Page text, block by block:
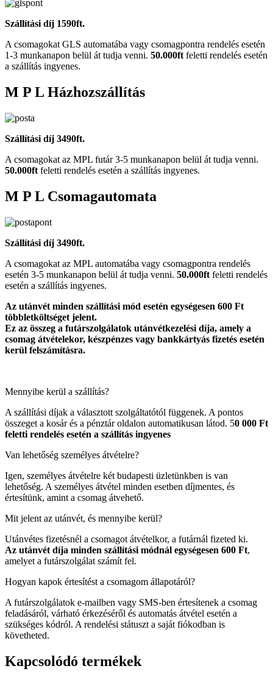
Szállítási díj 1590ft.
A csomagokat GLS automatába vagy csomagpontra rendelés esetén
1-3 munkanapon belül át tudja venni. 50.000ftfeletti rendelés esetén
a szállítás ingyenes.
M P L Házhozszállítás
Szállítási díj 3490ft.
A csomagokat az MPL futár 3-5 munkanapon belül át tudja venni.
50.000ft feletti rendelés esetén a szállítás ingyenes.
M P L Csomagautomata
Szállítási díj 3490ft.
A csomagokat az MPL automatába vagy csomagpontra rendelés
esetén 3-5 munkanapon belül át tudja venni. 50.000ft feletti rendelés
esetén a szállítás ingyenes.
Az utánvét minden szállítási mód esetén egységesen 600 Ft
többletköltséget jelent.
Ez az összeg a futárszolgálatok utánvétkezelési díja, amely a
csomag átvételekor, készpénzes vagy bankkártyás fizetés esetén
kerül felszámításra.
Mennyibe kerül a szállítás?
A szállítási díjak a választott szolgáltatótól függenek. A pontos
összeget a kosár és a pénztár oldalon automatikusan látod. 50 000 Ft
feletti rendelés esetén a szállítás ingyenes
Van lehetőség személyes átvételre?
Igen, személyes átvételre két budapesti üzletünkben is van
lehetőség. A személyes átvétel minden esetben díjmentes, és
értesítünk, amint a csomag átvehető.
Mit jelent az utánvét, és mennyibe kerül?
Utánvétes fizetésnél a csomagot átvételkor, a futárnál fizeted ki.
Az utánvét díja minden szállítási módnál egységesen 600 Ft,
amelyet a futárszolgálat számít fel.
Hogyan kapok értesítést a csomagom állapotáról?
A futárszolgálatok e-mailben vagy SMS-ben értesítenek a csomag
feladásáról, várható érkezéséről és automatás átvétel esetén a
szükséges kódról. A rendelési státuszt a saját fiókodban is
követheted.
Kapcsolódó termékek